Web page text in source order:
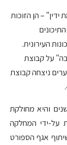
– הן הזוכות
העירונית.
על קבוצת
לנערים ניצחה קבוצת
הקטרגל העירונית לנוער הוקמה לפני 11 שנים והיא מחולקת
על-ידי המחלקה
אגף הספורט